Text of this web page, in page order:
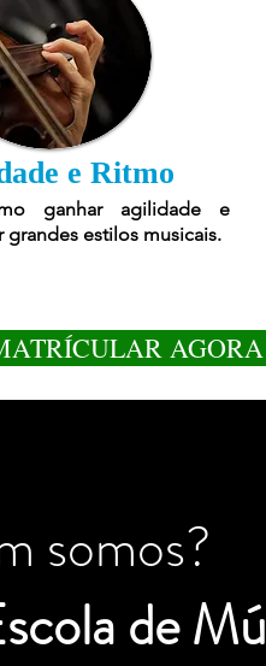
e Ritmo
ganhar agilidade e
grandes estilos musicais.
AGORA
somos?
de